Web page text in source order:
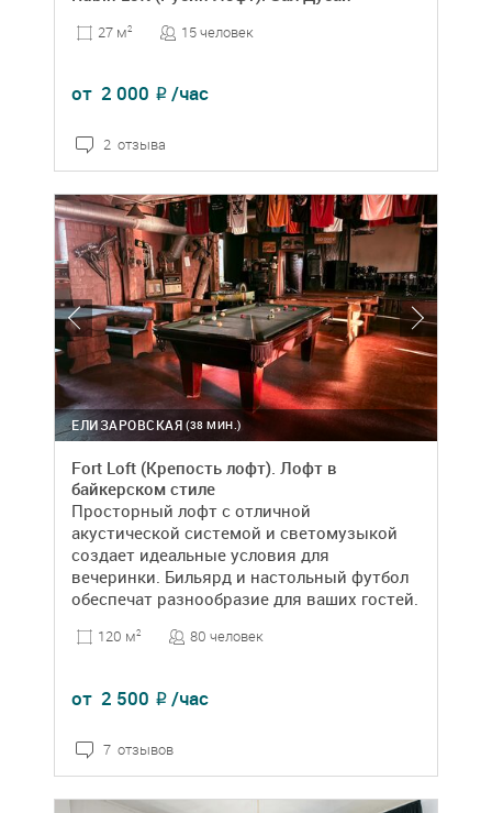
27 м2 15 человек
от 2 000 ₽ /час
2 отзыва
(38 МИН.)
ЕЛИЗАРОВСКАЯ
Fort Loft (Крепость лофт). Лофт в
байкерском стиле
Просторный лофт с отличной
акустической системой и светомузыкой
создает идеальные условия для
вечеринки. Бильярд и настольный футбол
обеспечат разнообразие для ваших гостей.
120 м2 80 человек
от 2 500 ₽ /час
7 отзывов